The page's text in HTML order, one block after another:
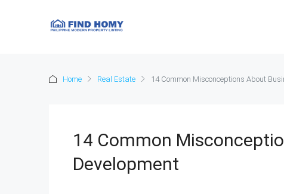
Home Real Estate 14 Common Misconceptions About
14 Common
Development